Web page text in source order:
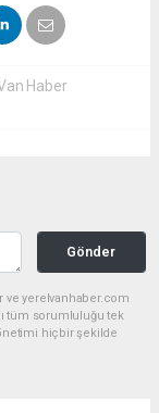
Haber
Gönder
ve yerelvanhaber.com
tüm sorumluluğu tek
hiçbir şekilde